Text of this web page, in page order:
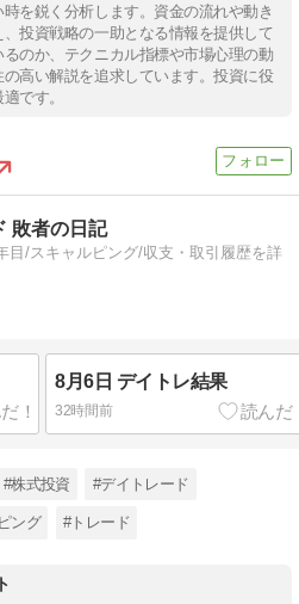
を鋭く分析します。資金の流れや動き
投資戦略の一助となる情報を提供して
のか、テクニカル指標や市場心理の動
高い解説を追求しています。投資に役
です。
敗者の日記
目/スキャルピング/収支・取引履歴を詳
8月6日 デイトレ結果
32時間前
#株式投資 #デイトレード
ング #トレード